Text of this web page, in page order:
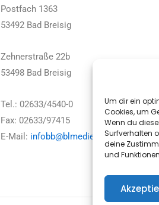
Um dir ein
Cookies, um
Wenn du
Surfverhalten
deine
und
Postfach 1363
53492 Bad Breisig
Zehnerstraße 22b
53498 Bad Breisig
Tel.: 02633/4540-0
Fax: 02633/97415
E-Mail: infobb@blmedien.de